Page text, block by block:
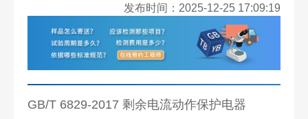
发布时间：2025-12-25 17:09:19
GB/T 6829-2017 剩余电流动作保护电器